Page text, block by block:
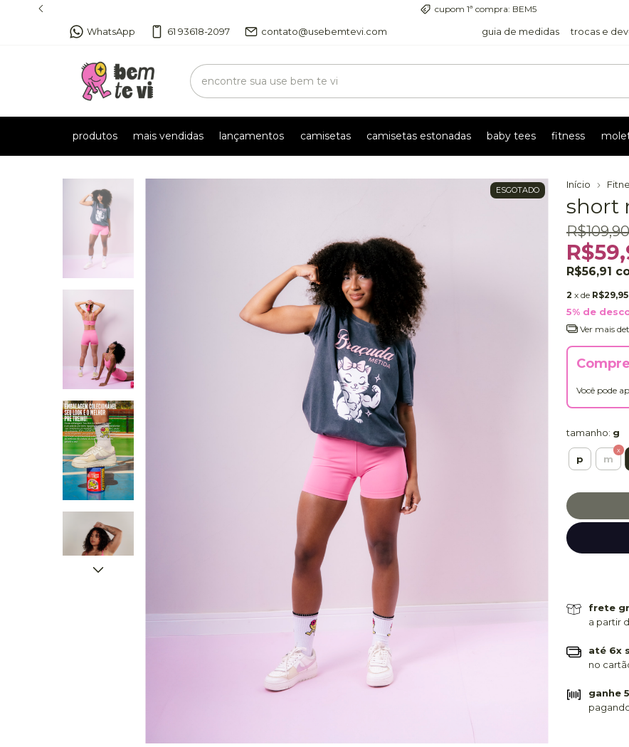
entrega com rastreio pra todo o país
WhatsApp 61 93618-2097 contato@usebemtevi.com guia de medidas trocas e
produtos mais vendidas lançamentos camisetas camisetas estonadas baby tees fitness
ESGOTADO Início
short
R$109,90
R$56,91
2 x de R$29,95
5% de
Ver mais
Você pode
tamanho: g
p m
frete
a partir
até 6x
no
ganhe